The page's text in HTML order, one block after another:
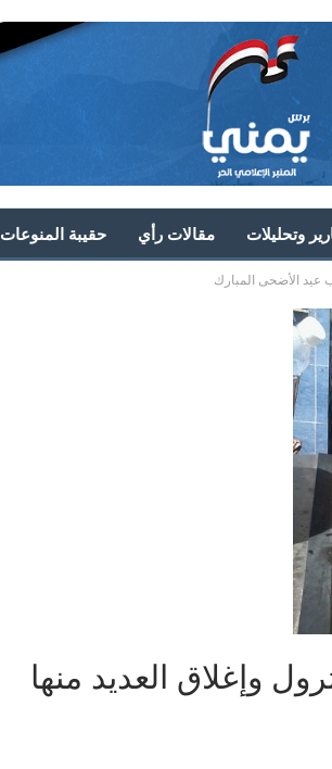
وتحليلات مقالات رأي حقيبة المنوعات
عيد الأضحى المبارك
وإغلاق العديد منها